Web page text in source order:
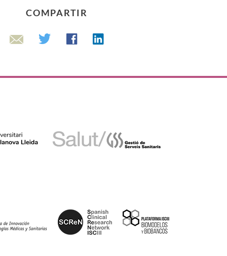
COMPARTIR
Email TwitterFacebookLinkedin